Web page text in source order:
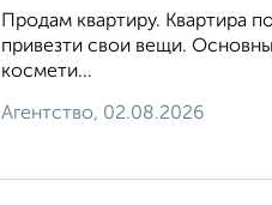
Продам квартиру. Квартира
привезти свои вещи.
космети...
Агентство, 02.08.2026